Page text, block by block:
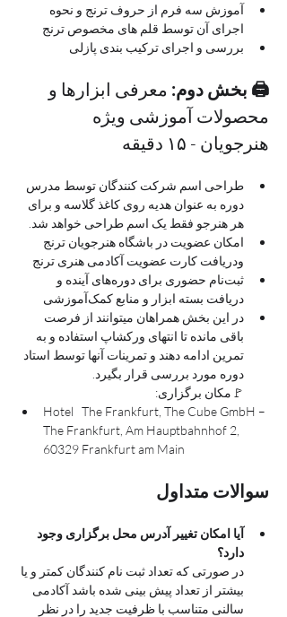
آموزش سه فرم از حروف ترنج و نحوه
اجرای آن توسط قلم های مخصوص ترنج
بررسی و اجرای ترکیب بندی پازلی
🖨 بخش دوم: معرفی ابزارها و
محصولات آموزشی ویژه
هنرجویان - ۱۵ دقیقه
طراحی اسم شرکت کنندگان توسط مدرس
دوره به عنوان هدیه روی کاغذ گلاسه و برای
هر هنرجو فقط یک اسم طراحی خواهد شد.
امکان عضویت در باشگاه هنرجویان ترنج
ودریافت کارت عضویت آکادمی هنری ترنج
ثبت‌نام حضوری برای دوره‌های آینده و
دریافت بسته ابزار و منابع کمک‌آموزشی
در این بخش همراهان میتوانند از فرصت
باقی مانده تا انتهای ورکشاپ استفاده و به
تمرین ادامه دهند و تمرینات آنها توسط استاد
دوره مورد بررسی قرار بگیرد.
🚩مکان برگزاری:
Hotel   The Frankfurt, The Cube GmbH –
The Frankfurt, Am Hauptbahnhof 2,
60329 Frankfurt am Main
سوالات متداول
آیا امکان تغییر آدرس محل برگزاری وجود
دارد؟
در صورتی که تعداد ثبت نام کنندگان کمتر و یا
بیشتر از تعداد پیش بینی شده باشد آکادمی
سالنی متناسب با ظرفیت جدید را در نظر